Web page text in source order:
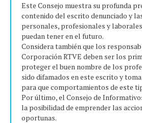
Este Consejo muestra su profunda
contenido del escrito denunciado y
personales, profesionales y
puedan tener en el futuro.
Considera también que los
Corporación RTVE deben ser los
proteger el buen nombre de los
sido difamados en este escrito y
para que comportamientos de este
Por último, el Consejo de
la posibilidad de emprender las
oportunas.